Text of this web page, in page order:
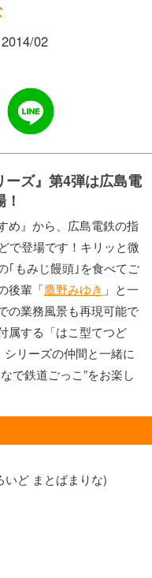
2014/02
ーズ』第4弾は広島電
め』から、広島電鉄の指
で登場です！キリッと微
｢もみじ饅頭｣を食べてご
後輩「鷹野みゆき 」と一
の業務風景も再現可能で
属する「はこ型てつど
シリーズの仲間と一緒に
で鉄道ごっこ”をお楽し
いど まとばまりな)